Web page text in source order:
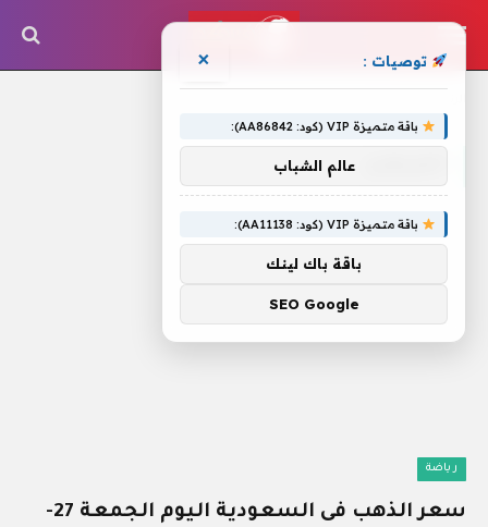
رياضة
سعر الذهب فى السعودية اليوم الجمعة 27-
توصيات : ×
باقة متميزة VIP (كود: AA86842):
عالم الشباب
باقة متميزة VIP (كود: AA11138):
باقة باك لينك
SEO Google